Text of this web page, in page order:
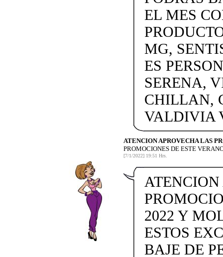
EL MES
MG,
ES
SERENA,
CHILLAN,
VALDIVIA
ATENCION APROVECHA LAS
PROMOCIONES DE ESTE
[7/1/2022] 19:51 Hrs.
2022 Y
ESTOS
BAJE DE